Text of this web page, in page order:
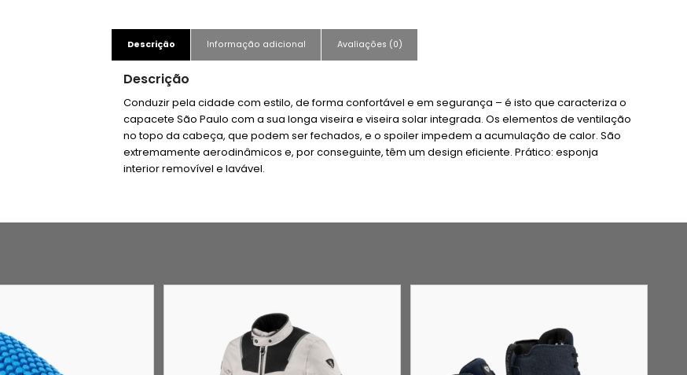
Descrição Informação adicional Avaliações (0)
Descrição
Conduzir pela cidade com estilo, de forma confortável e em segurança – é isto que caracteriza o
capacete São Paulo com a sua longa viseira e viseira solar integrada. Os elementos de ventilação
no topo da cabeça, que podem ser fechados, e o spoiler impedem a acumulação de calor. São
extremamente aerodinâmicos e, por conseguinte, têm um design eficiente. Prático: esponja
interior removível e lavável.